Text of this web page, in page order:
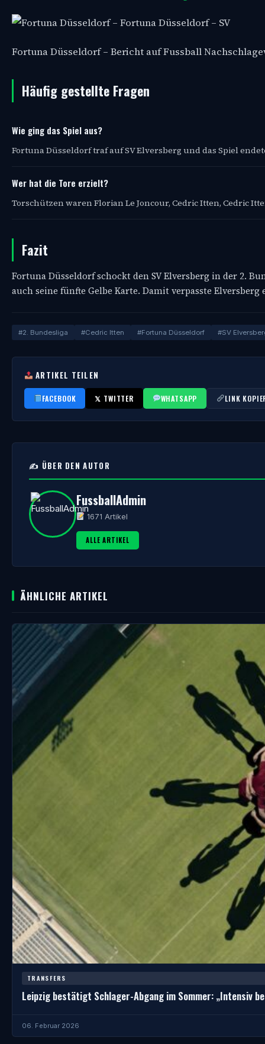
Fortuna Düsseldorf – Bericht auf Fussball
Häufig gestellte Fragen
Wie ging das Spiel aus?
Fortuna Düsseldorf traf auf SV Elversberg und das Spiel
Wer hat die Tore erzielt?
Torschützen waren Florian Le Joncour, Cedric Itten, Cedric
Fazit
Fortuna Düsseldorf schockt den SV Elversberg in der 2.
auch seine fünfte Gelbe Karte. Damit verpasste
#2. Bundesliga #Cedric Itten #Fortuna Düsseldorf #SV
ARTIKEL TEILEN
FACEBOOK 𝕏 TWITTER WHATSAPP LINK
✍️ ÜBER DEN AUTOR
FussballAdmin
1671 Artikel
ALLE ARTIKEL
ÄHNLICHE ARTIKEL
TRANSFERS
Leipzig bestätigt Schlager-Abgang im Sommer: „Intensiv
06. Februar 2026